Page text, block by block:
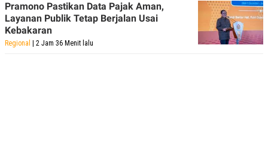
Pramono Pastikan Data Pajak Aman,
Layanan Publik Tetap Berjalan Usai
Kebakaran
Regional | 2 Jam 36 Menit lalu